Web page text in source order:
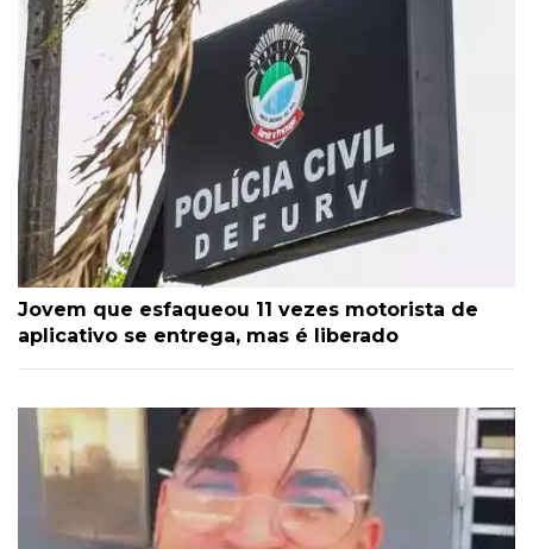
Jovem que esfaqueou 11 vezes motorista de
aplicativo se entrega, mas é liberado